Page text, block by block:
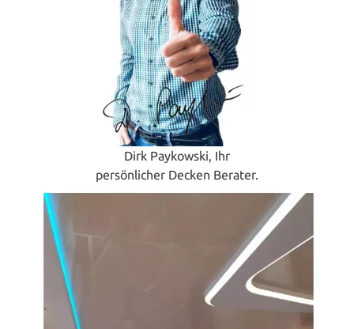
Dirk Paykowski, Ihr
persönlicher Decken Berater.